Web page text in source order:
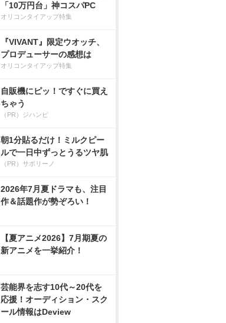
「10万円台」神コスパPC
オリコンタイアップ特集
『VIVANT』限定ウオッチ、
プロデューサーの感想は
オリコンタイアップ特集
自販機にピッ！ですぐに買え
ちゃう
（PR）ジハンピ
朝1分貼るだけ！ミルクピー
ルで一日中ずっとうるツヤ肌
（PR）サボリーノ
2026年7月夏ドラマも、注目
作＆話題作が勢ぞろい！
【夏アニメ2026】7月期夏の
新アニメを一挙紹介！
芸能界を志す10代～20代を
応援！オーディション・スク
ール情報はDeview